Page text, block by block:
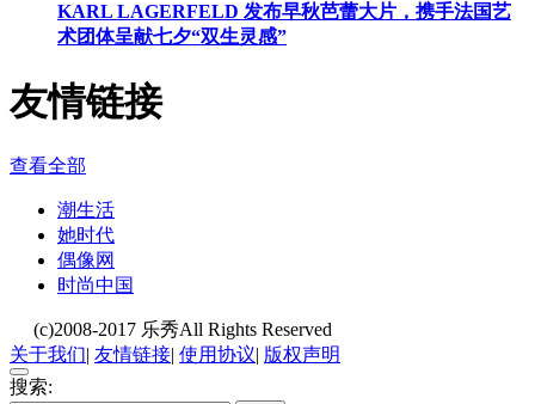
KARL LAGERFELD 发布早秋芭蕾大片，携手法国艺
术团体呈献七夕“双生灵感”
友情链接
查看全部
潮生活
她时代
偶像网
时尚中国
(c)2008-2017 乐秀All Rights Reserved
关于我们| 友情链接| 使用协议| 版权声明
搜索: